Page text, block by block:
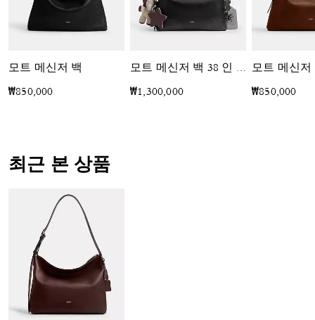
모트 메신저 백
₩850,000
모트 메신저 백 38 인 러브드 레더 위드 참
₩1,300,000
모트 메신저
₩850,000
최근 본 상품